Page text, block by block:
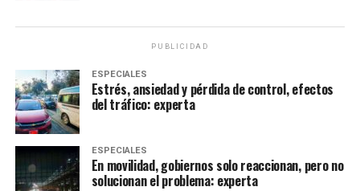
PUBLICIDAD
ESPECIALES
Estrés, ansiedad y pérdida de control, efectos
del tráfico: experta
ESPECIALES
En movilidad, gobiernos solo reaccionan, pero no
solucionan el problema: experta